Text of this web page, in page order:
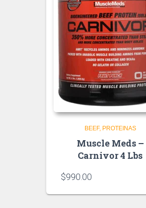
BEEF PROTEINAS
Muscle Meds –
Carnivor 4 Lbs
$990.00